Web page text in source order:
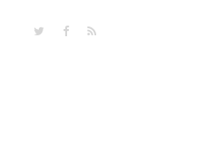
TwitterFacebook
RSS